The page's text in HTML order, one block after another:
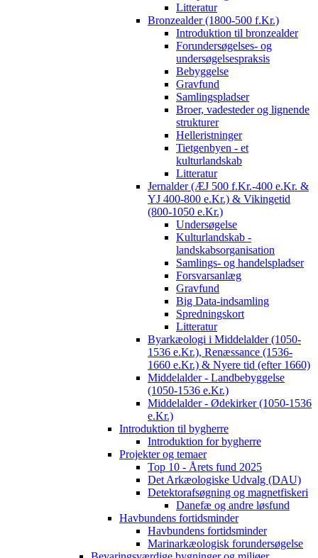
Litteratur
Bronzealder (1800-500 f.Kr.)
Introduktion til bronzealder
Forundersøgelses- og
undersøgelsespraksis
Bebyggelse
Gravfund
Samlingspladser
Broer, vadesteder og lignende
strukturer
Helleristninger
Tietgenbyen - et
kulturlandskab
Litteratur
Jernalder (ÆJ 500 f.Kr.-400 e.Kr. &
YJ 400-800 e.Kr.) & Vikingetid
(800-1050 e.Kr.)
Undersøgelse
Kulturlandskab -
landskabsorganisation
Samlings- og handelspladser
Forsvarsanlæg
Gravfund
Big Data-indsamling
Spredningskort
Litteratur
Byarkæologi i Middelalder (1050-
1536 e.Kr.), Renæssance (1536-
1660 e.Kr.) & Nyere tid (efter 1660)
Middelalder - Landbebyggelse
(1050-1536 e.Kr.)
Middelalder - Ødekirker (1050-1536
e.Kr.)
Introduktion til bygherre
Introduktion for bygherre
Projekter og temaer
Top 10 - Årets fund 2025
Det Arkæologiske Udvalg (DAU)
Detektorafsøgning og magnetfiskeri
Danefæ og andre løsfund
Havbundens fortidsminder
Havbundens fortidsminder
Marinarkæologisk forundersøgelse